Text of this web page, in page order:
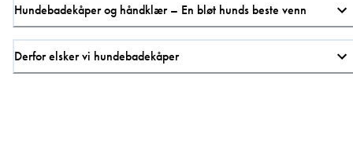
Hundebadekåper og håndklær – En bløt hunds beste venn
Derfor elsker vi hundebadekåper